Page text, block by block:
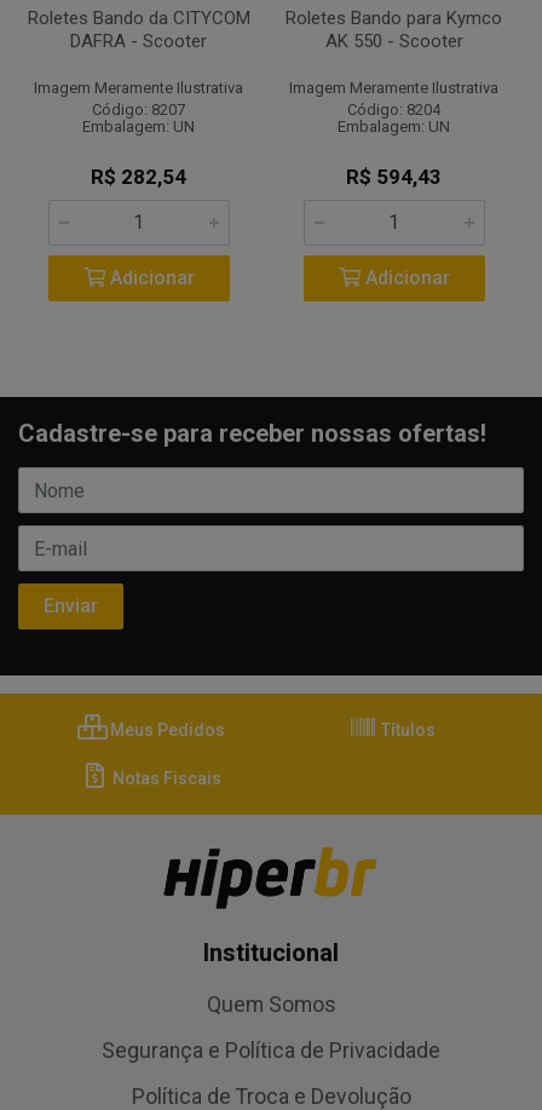
Roletes Bando da CITYCOM
DAFRA - Scooter
Imagem Meramente Ilustrativa
Código: 8207
Embalagem: UN
R$ 282,54
Adicionar
Roletes Bando para Kymco
AK 550 - Scooter
Imagem Meramente Ilustrativa
Código: 8204
Embalagem: UN
R$ 594,43
Adicionar
Cadastre-se para receber nossas ofertas!
Meus Pedidos Títulos
Notas Fiscais
Institucional
Quem Somos
Segurança e Política de Privacidade
Política de Troca e Devolução